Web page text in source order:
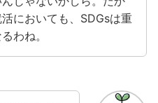
においても、SDGsは重
わね。